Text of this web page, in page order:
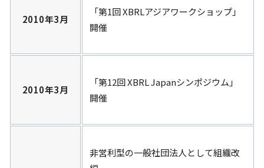
2010年3月
「第1回 XBRLアジアワークショップ」
開催
2010年3月
「第12回 XBRL Japanシンポジウム」
開催
非営利型の一般社団法人として組織改